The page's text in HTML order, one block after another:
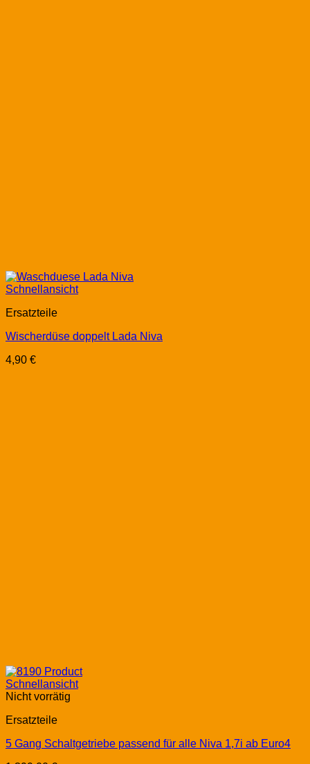
Schnellansicht
Ersatzteile
Wischerdüse doppelt Lada Niva
4,90 €
Schnellansicht
Nicht vorrätig
Ersatzteile
5 Gang Schaltgetriebe passend für alle Niva 1,7i ab Euro4